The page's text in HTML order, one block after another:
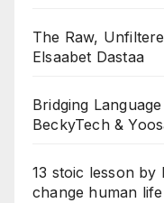
The Raw,
Elsaabet Dastaa
Bridging
BeckyTech &
13 stoic lesson
change human life